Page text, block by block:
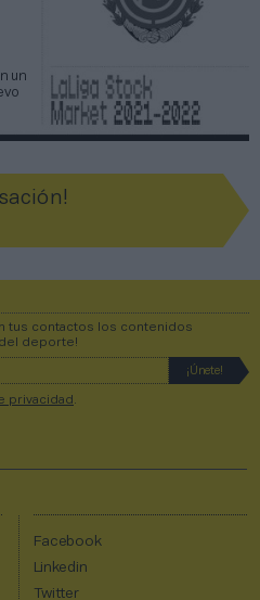
un
tus contactos los contenidos
deporte!
privacidad
Facebook
Linkedin
Twitter